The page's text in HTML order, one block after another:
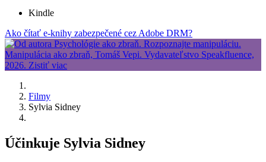
Kindle
Ako čítať e-knihy zabezpečené cez Adobe DRM?
Filmy
Sylvia Sidney
Účinkuje Sylvia Sidney